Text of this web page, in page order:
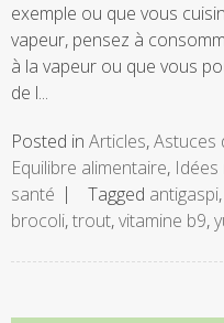
exemple ou que vous
vapeur, pensez à
à la vapeur ou que vous
de l...
Posted in Articles,Astuces
Equilibre alimentaire,
santé
Tagged antigaspi,
brocoli,trout,vitamine b9,